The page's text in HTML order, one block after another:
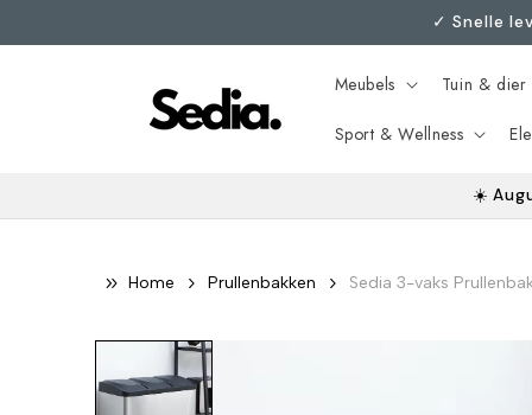
content
ㅤ✓ Snelle
Meubels Tuin & dier
Sport & Wellness
☀️
Home Prullenbakken Sedia 3-vaks